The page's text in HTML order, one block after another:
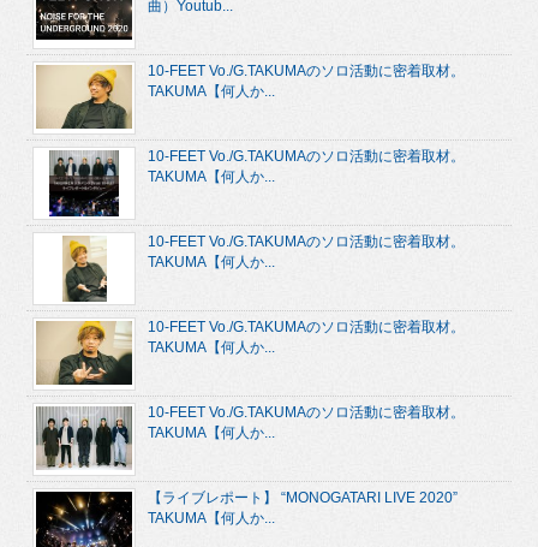
曲）Youtub...
10-FEET Vo./G.TAKUMAのソロ活動に密着取材。
TAKUMA【何人か...
10-FEET Vo./G.TAKUMAのソロ活動に密着取材。
TAKUMA【何人か...
10-FEET Vo./G.TAKUMAのソロ活動に密着取材。
TAKUMA【何人か...
10-FEET Vo./G.TAKUMAのソロ活動に密着取材。
TAKUMA【何人か...
10-FEET Vo./G.TAKUMAのソロ活動に密着取材。
TAKUMA【何人か...
【ライブレポート】 “MONOGATARI LIVE 2020”
TAKUMA【何人か...